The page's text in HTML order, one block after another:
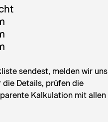
sendest, melden wir uns
die Details, prüfen die
Kalkulation mit allen